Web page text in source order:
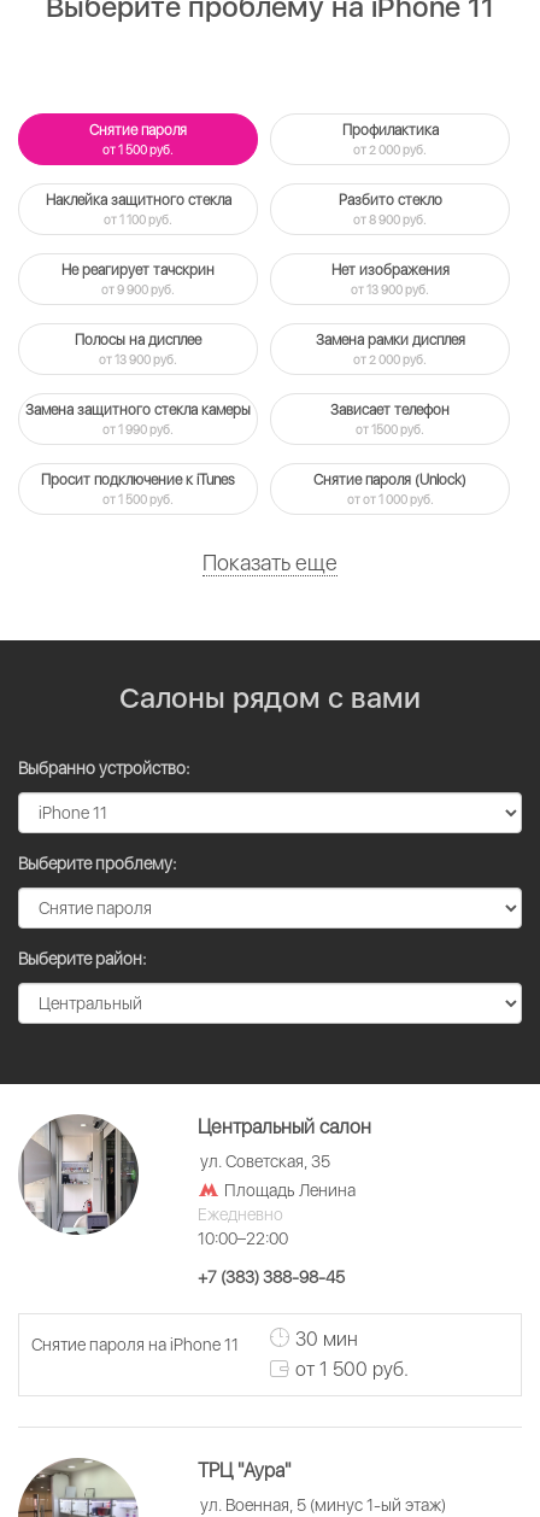
Снятие пароля
от 1 500 руб.
Профилактика
от 2 000 руб.
Наклейка защитного стекла
от 1 100 руб.
Разбито стекло
от 8 900 руб.
Не реагирует тачскрин
от 9 900 руб.
Нет изображения
от 13 900 руб.
Полосы на дисплее
от 13 900 руб.
Замена рамки дисплея
от 2 000 руб.
Замена защитного стекла камеры
от 1 990 руб.
Зависает телефон
от 1500 руб.
Просит подключение к iTunes
от 1 500 руб.
Снятие пароля (Unlock)
от от 1 000 руб.
Показать еще
Салоны рядом с вами
Выбранно устройство:
Выберите проблему:
Выберите район:
Центральный салон
ул. Советская, 35
Площадь Ленина
Ежедневно
10:00–22:00
+7 (383) 388-98-45
Снятие пароля на iPhone 11
30 мин
от 1 500 руб.
ТРЦ "Аура"
ул. Военная, 5 (минус 1-ый этаж)